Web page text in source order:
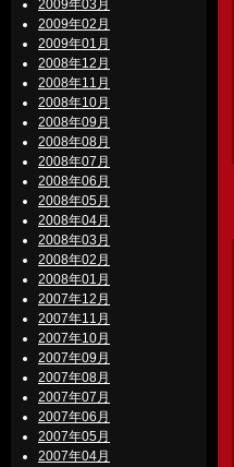
2009年03月
2009年02月
2009年01月
2008年12月
2008年11月
2008年10月
2008年09月
2008年08月
2008年07月
2008年06月
2008年05月
2008年04月
2008年03月
2008年02月
2008年01月
2007年12月
2007年11月
2007年10月
2007年09月
2007年08月
2007年07月
2007年06月
2007年05月
2007年04月